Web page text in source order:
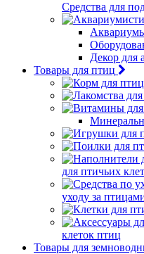
Средства для
Декор для
Товары для птиц
для птичьих
уходу за
клеток птиц
Товары для